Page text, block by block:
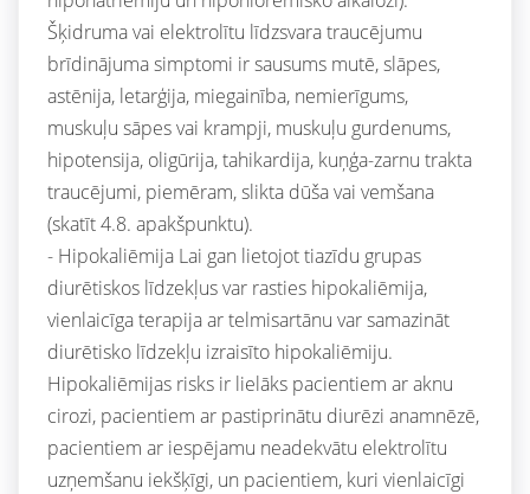
Šķidruma vai elektrolītu līdzsvara traucējumu
brīdinājuma simptomi ir sausums mutē, slāpes,
astēnija, letarģija, miegainība, nemierīgums,
muskuļu sāpes vai krampji, muskuļu gurdenums,
hipotensija, oligūrija, tahikardija, kuņģa-zarnu trakta
traucējumi, piemēram, slikta dūša vai vemšana
(skatīt 4.8. apakšpunktu).
- Hipokaliēmija Lai gan lietojot tiazīdu grupas
diurētiskos līdzekļus var rasties hipokaliēmija,
vienlaicīga terapija ar telmisartānu var samazināt
diurētisko līdzekļu izraisīto hipokaliēmiju.
Hipokaliēmijas risks ir lielāks pacientiem ar aknu
cirozi, pacientiem ar pastiprinātu diurēzi anamnēzē,
pacientiem ar iespējamu neadekvātu elektrolītu
uzņemšanu iekšķīgi, un pacientiem, kuri vienlaicīgi